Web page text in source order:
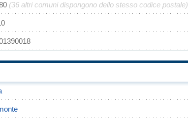
(36 altri comuni dispongono dello stesso codice postale)